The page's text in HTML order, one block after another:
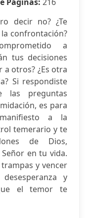
decir no? ¿Te
confrontación?
a
tus decisiones
otros? ¿Es otra
Si respondiste
las preguntas
es para
a la
temerario y te
de Dios,
en tu vida.
y vencer
y
el temor te